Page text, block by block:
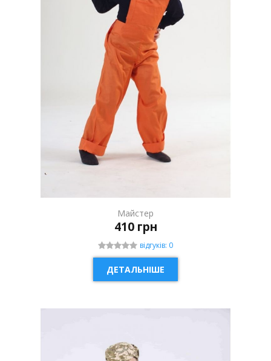
Майстер
410 грн
відгуків: 0
ДЕТАЛЬНІШЕ